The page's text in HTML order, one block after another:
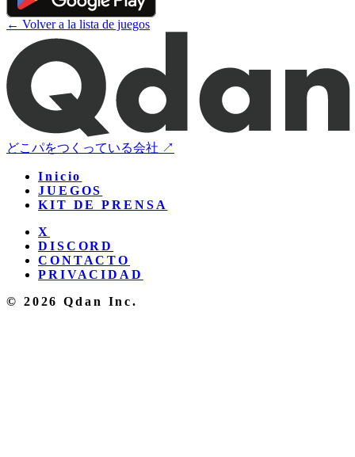
← Volver a la lista de juegos
どこパをつくっている会社 ↗
Inicio
JUEGOS
KIT DE PRENSA
X
DISCORD
CONTACTO
PRIVACIDAD
© 2026 Qdan Inc.